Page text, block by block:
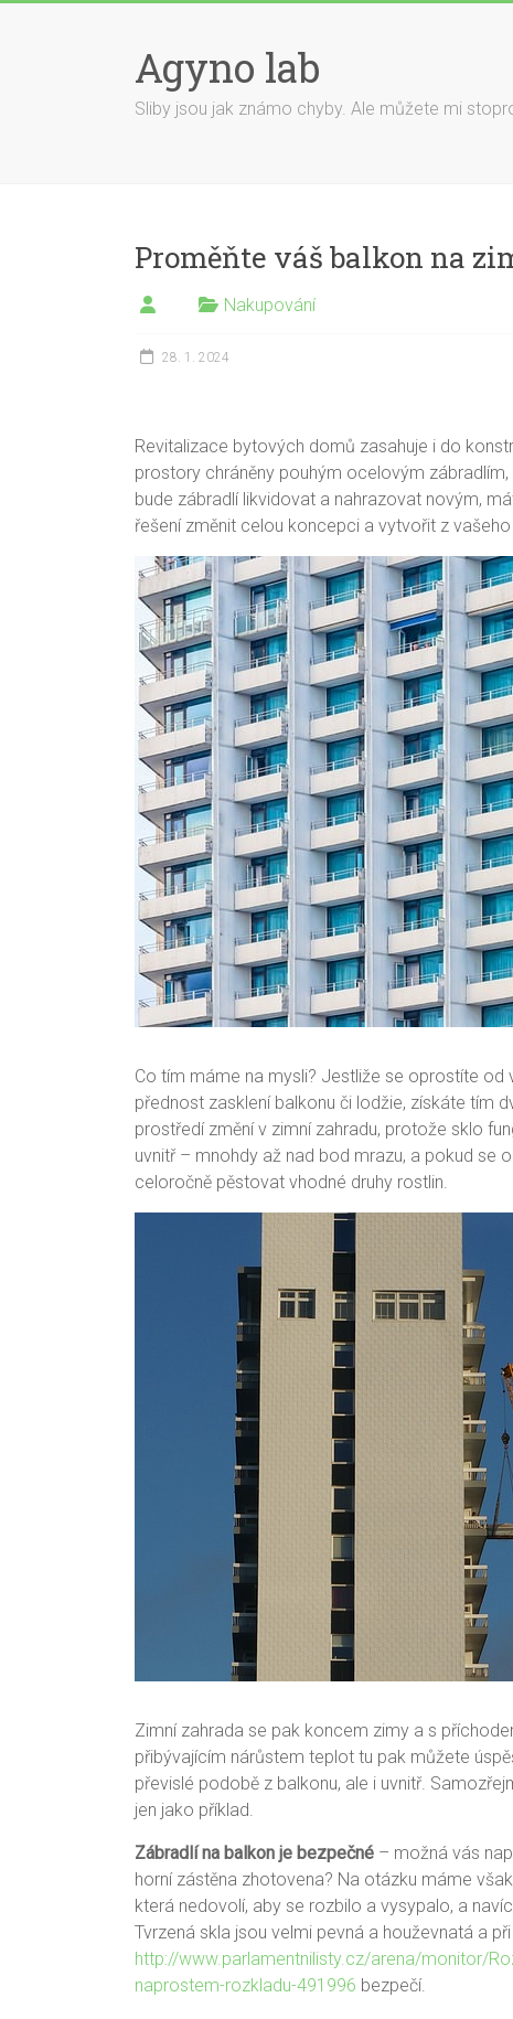
Agyno lab
Sliby jsou jak známo chyby. Ale můžete mi
Proměňte váš balkon na
Nakupování
28. 1. 2024
Revitalizace bytových domů zasahuje i do
prostory chráněny pouhým ocelovým
bude zábradlí likvidovat a nahrazovat novým,
řešení změnit celou koncepci a vytvořit z
Co tím máme na mysli? Jestliže se oprostíte
přednost zasklení balkonu či lodžie, získáte tím
prostředí změní v zimní zahradu, protože sklo
uvnitř – mnohdy až nad bod mrazu, a pokud se
celoročně pěstovat vhodné druhy rostlin.
Zimní zahrada se pak koncem zimy a s
přibývajícím nárůstem teplot tu pak můžete
převislé podobě z balkonu, ale i uvnitř.
jen jako příklad.
Zábradlí na balkon je bezpečné – možná vás
horní zástěna zhotovena? Na otázku máme
která nedovolí, aby se rozbilo a vysypalo, a
Tvrzená skla jsou velmi pevná a houževnatá a
http://www.parlamentnilisty.cz/arena/monitor/
naprostem-rozkladu-491996 bezpečí.